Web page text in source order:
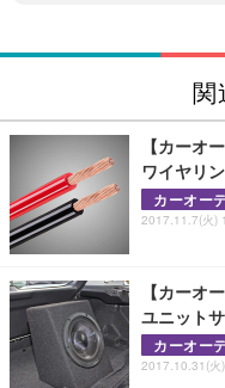
関
【カーオ
ワイヤリ
カーオー
2017.11.7(火)
【カーオ
ユニット
カーオー
2017.10.31(火